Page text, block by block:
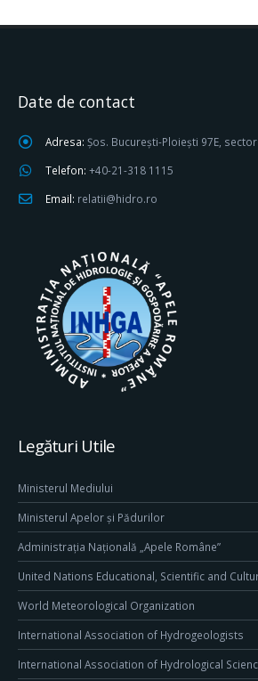
Date de contact
Adresa: Șos. București-Ploiești 97E,
Telefon: +40-21-318 1115
Email: relatii@hidro.ro
Legături Utile
Ministerul Mediului
Ministerul Apelor și Pădurilor
Administrația Națională „Apele Române”
United Nations Educational, Scientific and
World Meteorological Organization
International Association of Hydrogeologists
International Association of Hydrological